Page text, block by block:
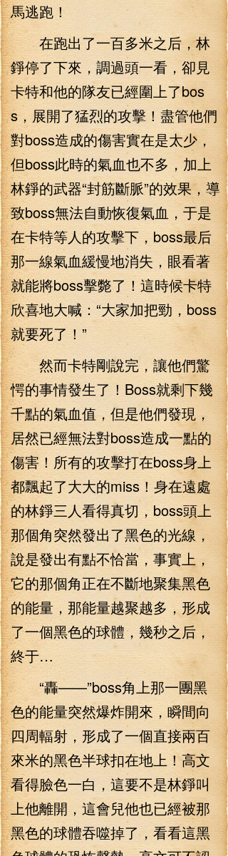
馬逃跑！
在跑出了一百多米之后，林
錚停了下來，調過頭一看，卻見
卡特和他的隊友已經圍上了bos
s，展開了猛烈的攻擊！盡管他們
對boss造成的傷害實在是太少，
但boss此時的氣血也不多，加上
林錚的武器“封筋斷脈”的效果，導
致boss無法自動恢復氣血，于是
在卡特等人的攻擊下，boss最后
那一線氣血緩慢地消失，眼看著
就能將boss擊斃了！這時候卡特
欣喜地大喊：“大家加把勁，boss
就要死了！”
然而卡特剛說完，讓他們驚
愕的事情發生了！Boss就剩下幾
千點的氣血值，但是他們發現，
居然已經無法對boss造成一點的
傷害！所有的攻擊打在boss身上
都飄起了大大的miss！身在遠處
的林錚三人看得真切，boss頭上
那個角突然發出了黑色的光線，
說是發出有點不恰當，事實上，
它的那個角正在不斷地聚集黑色
的能量，那能量越聚越多，形成
了一個黑色的球體，幾秒之后，
終于…
“轟——”boss角上那一團黑
色的能量突然爆炸開來，瞬間向
四周輻射，形成了一個直接兩百
來米的黑色半球扣在地上！高文
看得臉色一白，這要不是林錚叫
上他離開，這會兒他也已經被那
黑色的球體吞噬掉了，看看這黑